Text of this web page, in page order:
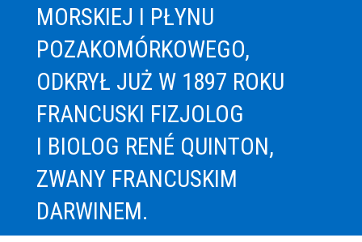
MORSKIEJ I PŁYNU
POZAKOMÓRKOWEGO,
ODKRYŁ JUŻ W 1897 ROKU
FRANCUSKI FIZJOLOG
I BIOLOG RENÉ QUINTON,
ZWANY FRANCUSKIM
DARWINEM.